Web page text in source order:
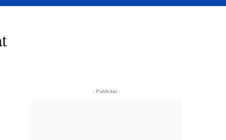
- Publicitat -